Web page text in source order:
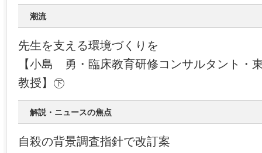
潮流
先生を支える環境づくりを
【小島 勇・臨床教育研修コンサルタント・
教授】㊦
解説・ニュースの焦点
自殺の背景調査指針で改訂案